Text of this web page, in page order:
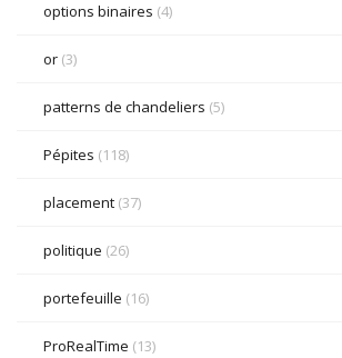
options binaires (4)
or (3)
patterns de chandeliers (5)
Pépites (118)
placement (37)
politique (26)
portefeuille (16)
ProRealTime (13)